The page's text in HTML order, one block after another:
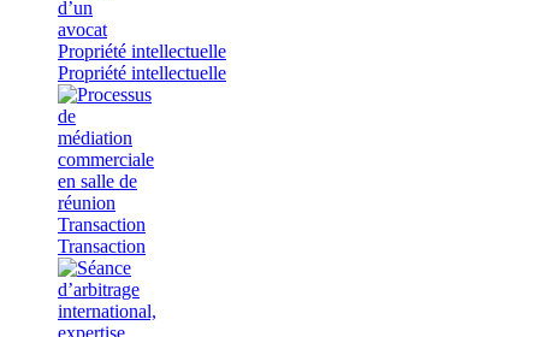
Propriété intellectuelle
Propriété intellectuelle
Transaction
Transaction